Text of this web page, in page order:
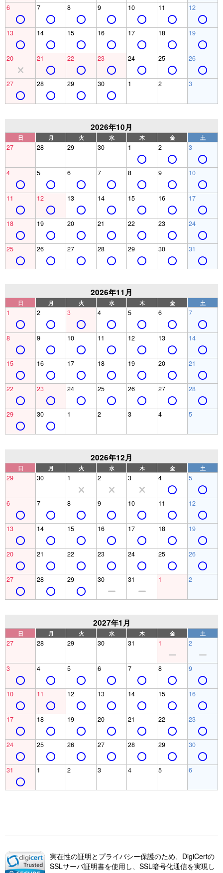
6 7 8 9 10 11 12
13 14 15 16 17 18 19
20 21 22 23 24 25 26
27 28 29 30 1 2 3
2026年10月
日 月 火 水 木 金 土
27 28 29 30 1 2 3
4 5 6 7 8 9 10
11 12 13 14 15 16 17
18 19 20 21 22 23 24
25 26 27 28 29 30 31
2026年11月
日 月 火 水 木 金 土
1 2 3 4 5 6 7
8 9 10 11 12 13 14
15 16 17 18 19 20 21
22 23 24 25 26 27 28
29 30 1 2 3 4 5
2026年12月
日 月 火 水 木 金 土
29 30 1 2 3 4 5
6 7 8 9 10 11 12
13 14 15 16 17 18 19
20 21 22 23 24 25 26
27 28 29 30 31 1 2
2027年1月
日 月 火 水 木 金 土
27 28 29 30 31 1 2
3 4 5 6 7 8 9
10 11 12 13 14 15 16
17 18 19 20 21 22 23
24 25 26 27 28 29 30
31 1 2 3 4 5 6
実在性の証明とプライバシー保護のため、DigiCertの
SSLサーバ証明書を使用し、SSL暗号化通信を実現し